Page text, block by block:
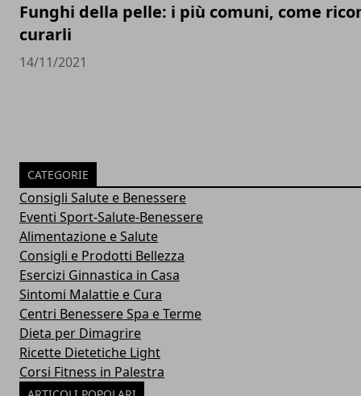
Funghi della pelle: i più comuni, come
curarli
14/11/2021
CATEGORIE
Consigli Salute e Benessere
Eventi Sport-Salute-Benessere
Alimentazione e Salute
Consigli e Prodotti Bellezza
Esercizi Ginnastica in Casa
Sintomi Malattie e Cura
Centri Benessere Spa e Terme
Dieta per Dimagrire
Ricette Dietetiche Light
Corsi Fitness in Palestra